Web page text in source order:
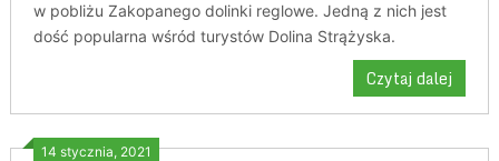
w pobliżu Zakopanego dolinki reglowe. Jedną z nich jest
dość popularna wśród turystów Dolina Strążyska.
Czytaj dalej
14 stycznia, 2021